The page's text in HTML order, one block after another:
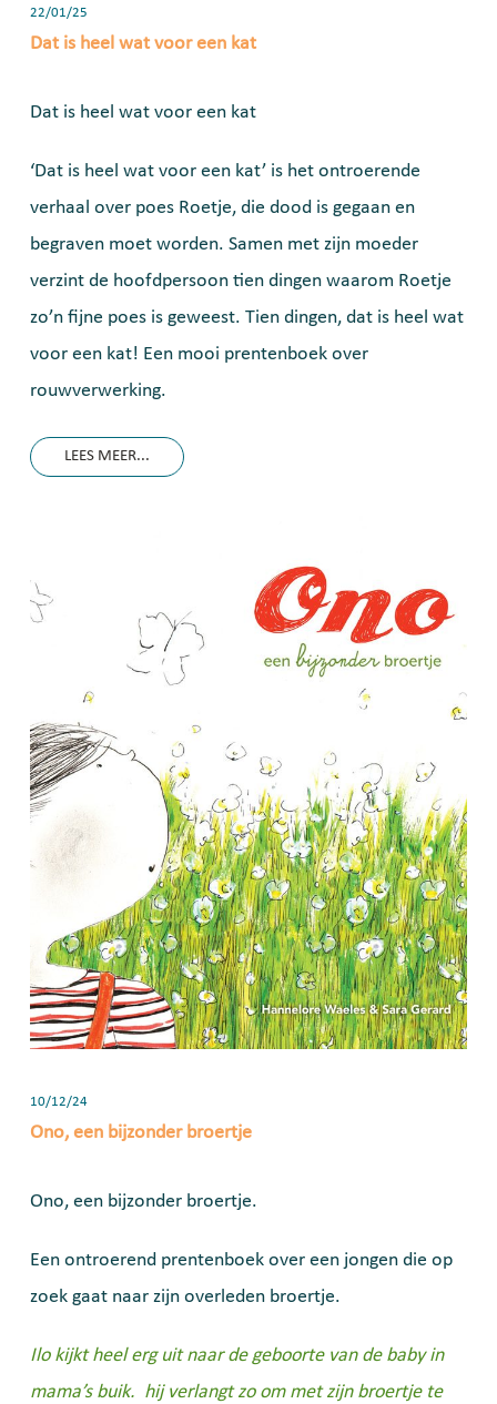
22/01/25
Dat is heel wat voor een kat
Dat is heel wat voor een kat
‘Dat is heel wat voor een kat’ is het ontroerende
verhaal over poes Roetje, die dood is gegaan en
begraven moet worden. Samen met zijn moeder
verzint de hoofdpersoon tien dingen waarom Roetje
zo’n fijne poes is geweest. Tien dingen, dat is heel wat
voor een kat! Een mooi prentenboek over
rouwverwerking.
LEES MEER...
10/12/24
Ono, een bijzonder broertje
Ono, een bijzonder broertje.
Een ontroerend prentenboek over een jongen die op
zoek gaat naar zijn overleden broertje.
Ilo kijkt heel erg uit naar de geboorte van de baby in
mama’s buik. hij verlangt zo om met zijn broertje te